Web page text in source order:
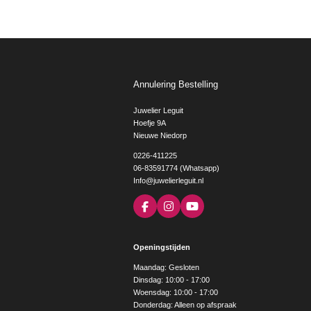
Annulering Bestelling
Juwelier Leguit
Hoefje 9A
Nieuwe Niedorp
0226-411225
06-83591774 (Whatsapp)
Info@juwelierleguit.nl
F
a
b
o
k
I
n
a
g
r
a
m
Y
o
e
Openingstijden
Maandag: Gesloten
Dinsdag: 10:00 - 17:00
Woensdag: 10:00 - 17:00
Donderdag: Alleen op afspraak